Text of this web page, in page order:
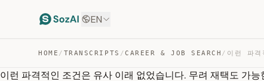
EN
HOME / TRANSCRIPTS /CAREER & JOB SEARCH /
이런 파격적인 조건은 유사 이래 없었습니다. 무려 재택도 가